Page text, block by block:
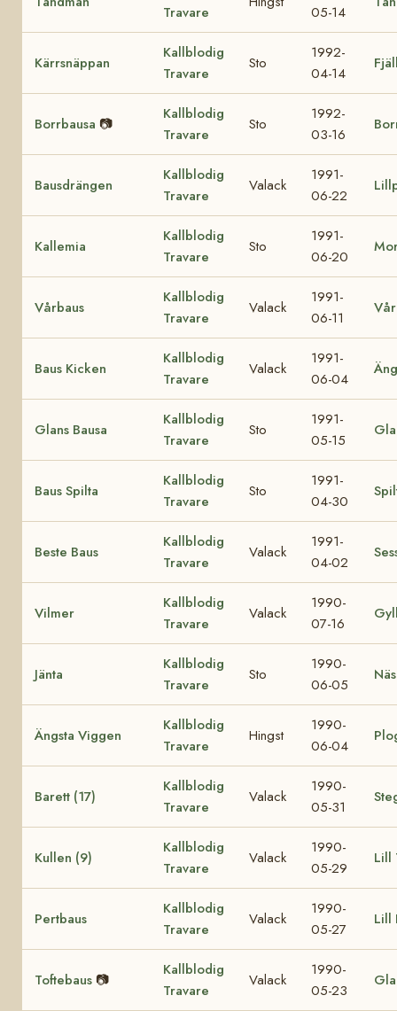
Travare
05-14
Kärrsnäppan
Kallblodig
Travare
Sto
1992-
04-14
Borrbausa 📷
Kallblodig
Travare
Sto
1992-
03-16
Bausdrängen
Kallblodig
Travare
Valack
1991-
06-22
Kallemia
Kallblodig
Travare
Sto
1991-
06-20
Vårbaus
Kallblodig
Travare
Valack
1991-
06-11
Baus Kicken
Kallblodig
Travare
Valack
1991-
06-04
Glans Bausa
Kallblodig
Travare
Sto
1991-
05-15
Baus Spilta
Kallblodig
Travare
Sto
1991-
04-30
Beste Baus
Kallblodig
Travare
Valack
1991-
04-02
Vilmer
Kallblodig
Travare
Valack
1990-
07-16
Jänta
Kallblodig
Travare
Sto
1990-
06-05
Ängsta Viggen
Kallblodig
Travare
Hingst
1990-
06-04
Barett (17)
Kallblodig
Travare
Valack
1990-
05-31
Kullen (9)
Kallblodig
Travare
Valack
1990-
05-29
Lill
Pertbaus
Kallblodig
Travare
Valack
1990-
05-27
Lill
Toftebaus 📷
Kallblodig
Travare
Valack
1990-
05-23